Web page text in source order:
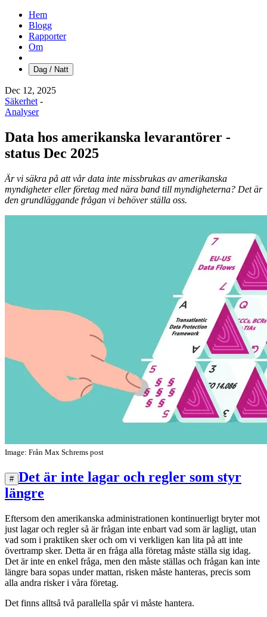
Hem
Blogg
Rapporter
Om
Dag / Natt
Dec 12, 2025
Säkerhet -
Analyser
Data hos amerikanska levarantörer -
status Dec 2025
Är vi säkra på att vår data inte missbrukas av amerikanska
myndigheter eller företag med nära band till myndigheterna? Det är
den grundläggande frågan vi behöver ställa oss.
Image: Från Max Schrems post
# Det är inte lagar och regler som styr
längre
Eftersom den amerikanska administrationen kontinuerligt bryter mot
just lagar och regler så är frågan inte enbart vad som är lagligt, utan
vad som i praktiken sker och om vi verkligen kan lita på att inte
övertramp sker. Detta är en fråga alla företag måste ställa sig idag.
Det är inte en enkel fråga, men den måste ställas och frågan kan inte
längre bara sopas under mattan, risken måste hanteras, precis som
alla andra risker i våra företag.
Det finns alltså två parallella spår vi måste hantera.